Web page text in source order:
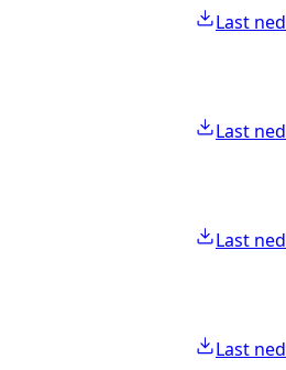
Last ned
Last ned
Last ned
Last ned